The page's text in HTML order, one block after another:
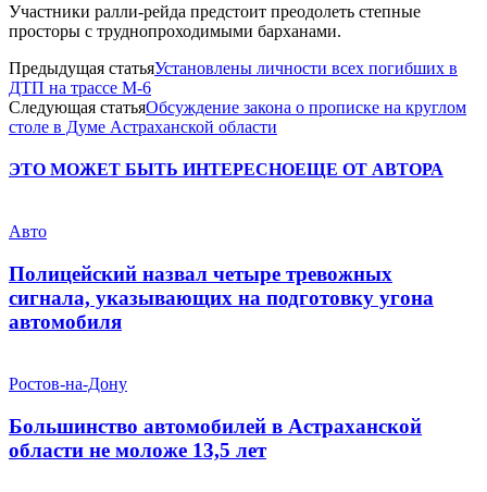
Участники ралли-рейда предстоит преодолеть степные
просторы с труднопроходимыми барханами.
Предыдущая статьяУстановлены личности всех погибших в
ДТП на трассе М-6
Следующая статьяОбсуждение закона о прописке на круглом
столе в Думе Астраханской области
ЭТО МОЖЕТ БЫТЬ ИНТЕРЕСНОЕЩЕ ОТ АВТОРА
Авто
Полицейский назвал четыре тревожных
сигнала, указывающих на подготовку угона
автомобиля
Ростов-на-Дону
Большинство автомобилей в Астраханской
области не моложе 13,5 лет